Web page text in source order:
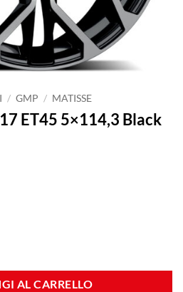
/ GMP / MATISSE
ET45 5×114,3 Black
AL CARRELLO